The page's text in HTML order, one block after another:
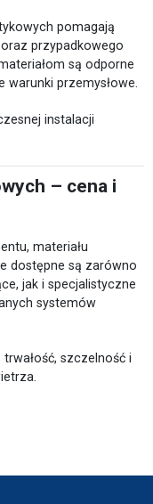
pomagają
przypadkowego
są odporne
przemysłowe.
instalacji
– cena i
materiału
dostępne są zarówno
jak i specjalistyczne
systemów
szczelność i